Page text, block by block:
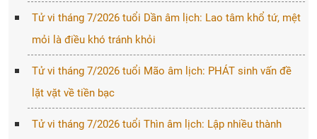
Tử vi tháng 7/2026 tuổi Dần âm lịch: Lao tâm khổ tứ, mệt
mỏi là điều khó tránh khỏi
Tử vi tháng 7/2026 tuổi Mão âm lịch: PHÁT sinh vấn đề
lặt vặt về tiền bạc
Tử vi tháng 7/2026 tuổi Thìn âm lịch: Lập nhiều thành